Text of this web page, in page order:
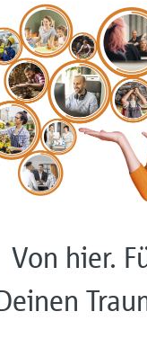
Von hier.